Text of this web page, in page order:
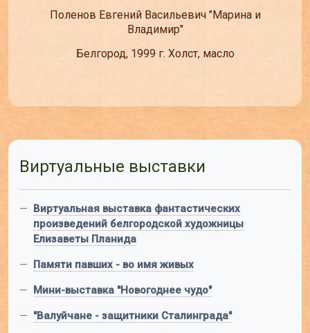
Поленов Евгений Васильевич "Марина и
Владимир"
Белгород, 1999 г. Холст, масло
Виртуальные выставки
— Виртуальная выставка фантастических
произведений белгородской художницы
Елизаветы Планида
— Памяти павших - во имя живых
— Мини-выставка "Новогоднее чудо"
— "Валуйчане - защитники Сталинграда"